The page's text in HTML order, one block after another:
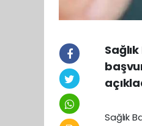
Sağlık